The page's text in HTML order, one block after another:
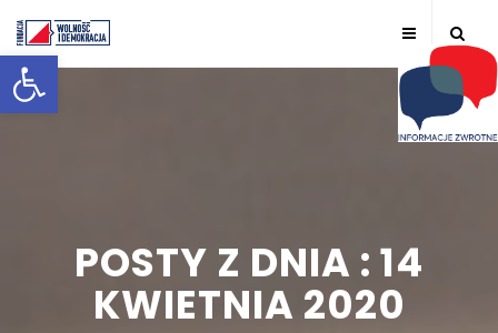
Otwórz pasek narzędzi
POSTY Z DNIA : 14
KWIETNIA 2020